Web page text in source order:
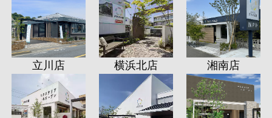
立川店 横浜北店 湘南店